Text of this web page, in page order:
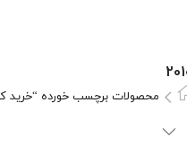
محصولات برچسب خورده “خرید کوئل